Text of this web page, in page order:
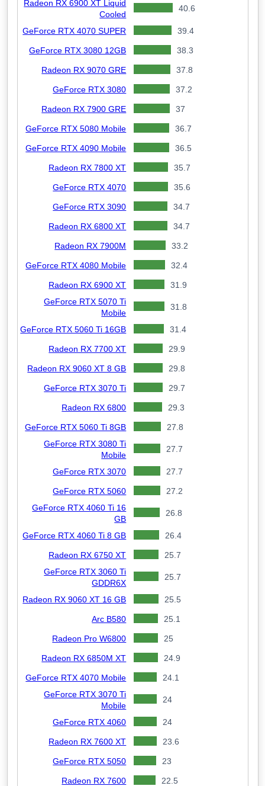
Radeon RX 6900 XT Liquid
Cooled
40.6
GeForce RTX 4070 SUPER 39.4
GeForce RTX 3080 12GB 38.3
Radeon RX 9070 GRE 37.8
GeForce RTX 3080 37.2
Radeon RX 7900 GRE 37
GeForce RTX 5080 Mobile 36.7
GeForce RTX 4090 Mobile 36.5
Radeon RX 7800 XT 35.7
GeForce RTX 4070 35.6
GeForce RTX 3090 34.7
Radeon RX 6800 XT 34.7
Radeon RX 7900M 33.2
GeForce RTX 4080 Mobile 32.4
Radeon RX 6900 XT
31.9
GeForce RTX 5070 Ti
Mobile
31.8
GeForce RTX 5060 Ti 16GB 31.4
Radeon RX 7700 XT 29.9
Radeon RX 9060 XT 8 GB 29.8
GeForce RTX 3070 Ti 29.7
Radeon RX 6800 29.3
GeForce RTX 5060 Ti 8GB
27.8
GeForce RTX 3080 Ti
Mobile
27.7
GeForce RTX 3070 27.7
GeForce RTX 5060
27.2
GeForce RTX 4060 Ti 16
GB
26.8
GeForce RTX 4060 Ti 8 GB 26.4
Radeon RX 6750 XT
25.7
GeForce RTX 3060 Ti
GDDR6X
25.7
Radeon RX 9060 XT 16 GB 25.5
Arc B580 25.1
Radeon Pro W6800 25
Radeon RX 6850M XT 24.9
GeForce RTX 4070 Mobile
24.1
GeForce RTX 3070 Ti
Mobile
24
GeForce RTX 4060 24
Radeon RX 7600 XT 23.6
GeForce RTX 5050 23
Radeon RX 7600 22.5